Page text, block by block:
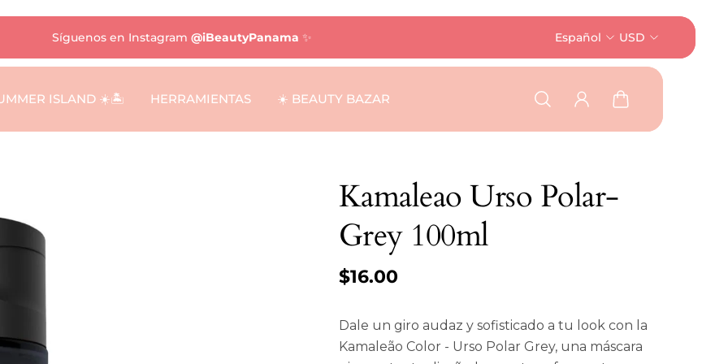
Síguenos en Instagram @iBeautyPanama ✨ Español USD
ISLAND ☀️🏝️ HERRAMIENTAS ☀️ BEAUTY BAZAR
Kamaleao Urso Polar-
Grey 100ml
$16.00
Dale un giro audaz y sofisticado a tu look con la
Kamaleão Color - Urso Polar Grey, una máscara